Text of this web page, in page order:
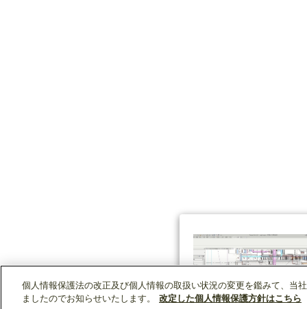
個人情報保護法の改正及び個人情報の取扱い状況の変更を鑑みて、当
ましたのでお知らせいたします。
改定した個人情報保護方針はこちら